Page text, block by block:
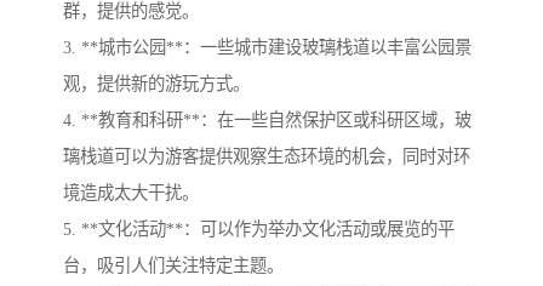
群，提供的感觉。
3. **城市公园**：一些城市建设玻璃栈道以丰富公园景
观，提供新的游玩方式。
4. **教育和科研**：在一些自然保护区或科研区域，玻
璃栈道可以为游客提供观察生态环境的机会，同时对环
境造成太大干扰。
5. **文化活动**：可以作为举办文化活动或展览的平
台，吸引人们关注特定主题。